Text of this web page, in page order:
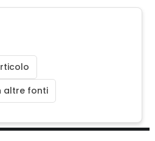
altre fonti